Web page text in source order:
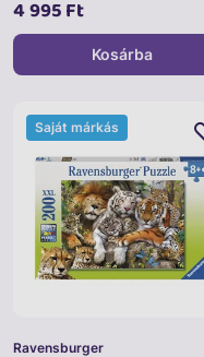
4 995 Ft
Kosárba
Ravensburger
Saját márkás